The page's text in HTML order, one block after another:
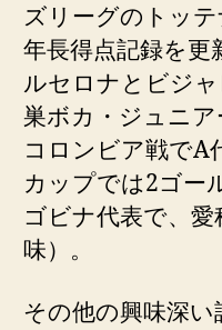
ズリーグのトッ
年長得点記録を
ルセロナとビジ
巣ボカ・ジュニ
コロンビア戦でA
カップでは2ゴー
ゴビナ代表で、
味）。
その他の興味深い